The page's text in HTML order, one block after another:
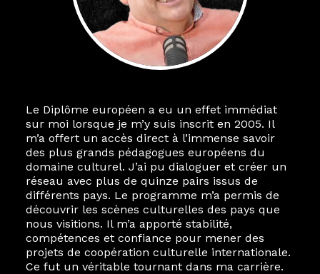
Le Diplôme européen a eu un effet immédiat
sur moi lorsque je m’y suis inscrit en 2005. Il
m’a offert un accès direct à l’immense savoir
des plus grands pédagogues européens du
domaine culturel. J’ai pu dialoguer et créer un
réseau avec plus de quinze pairs issus de
différents pays. Le programme m’a permis de
découvrir les scènes culturelles des pays que
nous visitions. Il m’a apporté stabilité,
compétences et confiance pour mener des
projets de coopération culturelle internationale.
Ce fut un véritable tournant dans ma carrière.